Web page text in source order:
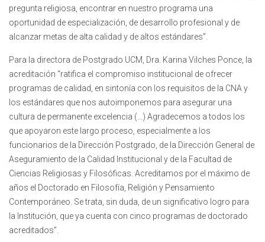
pregunta religiosa, encontrar en nuestro programa una
oportunidad de especialización, de desarrollo profesional y de
alcanzar metas de alta calidad y de altos estándares”.
Para la directora de Postgrado UCM, Dra. Karina Vilches Ponce, la
acreditación “ratifica el compromiso institucional de ofrecer
programas de calidad, en sintonía con los requisitos de la CNA y
los estándares que nos autoimponemos para asegurar una
cultura de permanente excelencia (…) Agradecemos a todos los
que apoyaron este largo proceso, especialmente a los
funcionarios de la Dirección Postgrado, de la Dirección General de
Aseguramiento de la Calidad Institucional y de la Facultad de
Ciencias Religiosas y Filosóficas. Acreditamos por el máximo de
años el Doctorado en Filosofía, Religión y Pensamiento
Contemporáneo. Se trata, sin duda, de un significativo logro para
la Institución, que ya cuenta con cinco programas de doctorado
acreditados”.